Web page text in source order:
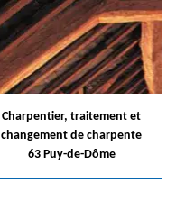
Charpentier, traitement et
changement de charpente
63 Puy-de-Dôme